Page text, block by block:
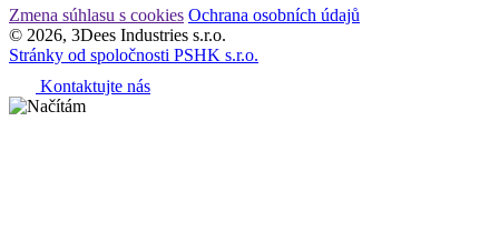
Zmena súhlasu s cookies Ochrana osobních údajů
© 2026, 3Dees Industries s.r.o.
Stránky od spoločnosti PSHK s.r.o.
Kontaktujte nás